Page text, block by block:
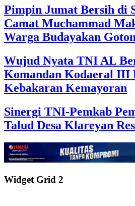
Pimpin Jumat Bersih di
Camat Muchammad
Warga Budayakan
Wujud Nyata TNI AL
Komandan Kodaeral III
Kebakaran Kemayoran
Sinergi TNI-Pemkab
Talud Desa Klareyan
Widget Grid 2